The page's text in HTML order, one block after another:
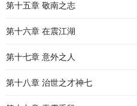
第十五章 敬南之志
第十六章 在震江湖
第十七章 意外之人
第十八章 治世之才神七